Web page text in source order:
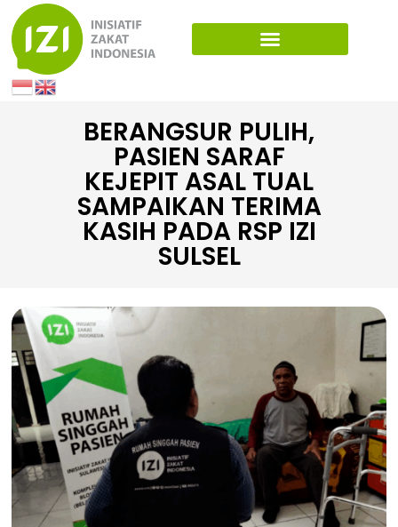
BERANGSUR PULIH,
PASIEN SARAF
KEJEPIT ASAL TUAL
SAMPAIKAN TERIMA
KASIH PADA RSP IZI
SULSEL